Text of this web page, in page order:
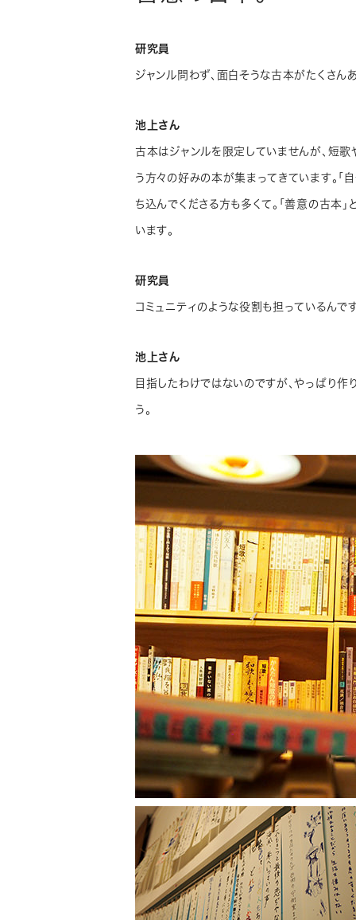
研究員
ジャンル問わず、面白そうな古本がたくさん
池上さん
古本はジャンルを限定していませんが、短歌
う方々の好みの本が集まってきています。「
ち込んでくださる方も多くて。「善意の古本
います。
研究員
コミュニティのような役割も担っているんで
池上さん
目指したわけではないのですが、やっぱり
う。